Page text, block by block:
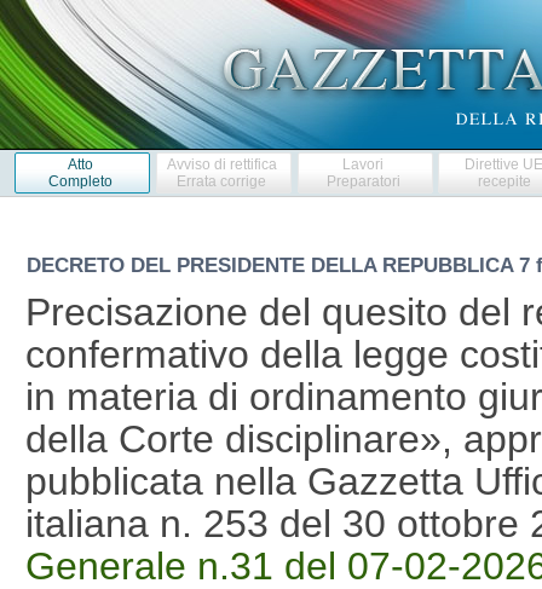
Atto
Completo
Avviso di rettifica
Errata corrige
Lavori
Preparatori
Direttive
recepite
DECRETO DEL PRESIDENTE DELLA REPUBBLICA 7
Precisazione del quesito del
confermativo della legge
in materia di ordinamento
della Corte disciplinare»,
pubblicata nella Gazzetta
italiana n. 253 del 30
Generale n.31 del 07-02-